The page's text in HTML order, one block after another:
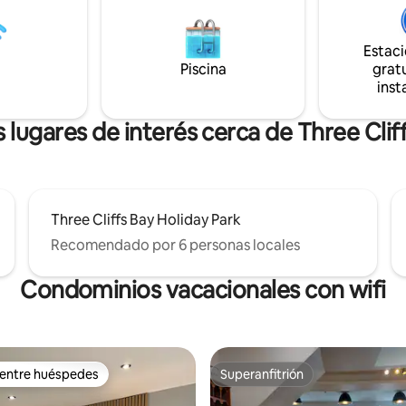
cojines de lana
y sillas Ercol, piso de
por nombrar solo algunos.
carácter. Los servicios del
una panadería artesanal, una
tienda/cafetería
centro patrimonial, están a
Piscina
lugares de interés cerca de Three
Three Cliffs Bay Holiday Park
Recomendado por 6 personas locales
Condominios vacacionales con wifi
huéspedes
huéspedes Superanfitrión
Superanfitrión